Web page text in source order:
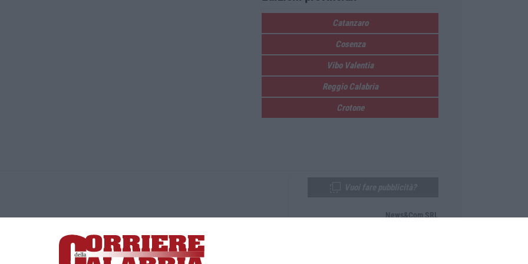
Catanzaro
Cosenza
Vibo Valentia
Reggio Calabria
Crotone
Lamezia Terme (CZ)
responsabile Paola Militano |Privacy
News&Com SRL